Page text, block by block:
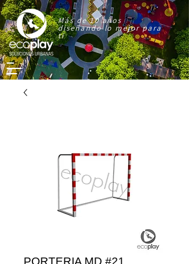
Más de 10 años
diseñando lo mejor para
ti
PORTERIA MD #21